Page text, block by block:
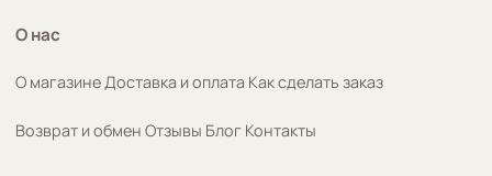
О нас
О магазинеДоставка и оплата Как сделать заказ
Возврат и обмен Отзывы Блог Контакты